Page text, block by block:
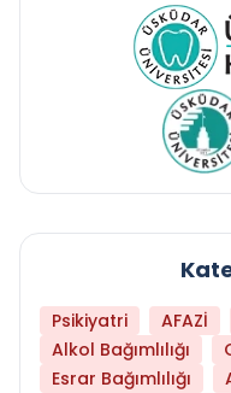
Psikiyatri AFAZİ
Alkol Bağımlılığı
Esrar Bağımlılığı